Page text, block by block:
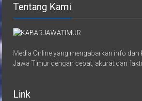
Tentang Kami
Media Online yang mengabarkan info dan
Jawa Timur dengan cepat, akurat dan
Link